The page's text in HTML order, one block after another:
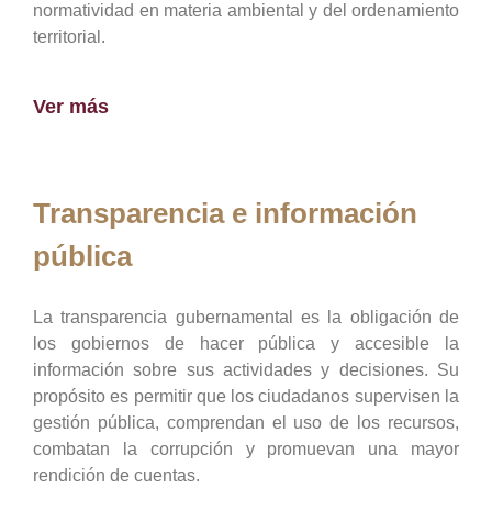
normatividad en materia ambiental y del ordenamiento
territorial.
Ver más
Transparencia e información
pública
La transparencia gubernamental es la obligación de
los gobiernos de hacer pública y accesible la
información sobre sus actividades y decisiones. Su
propósito es permitir que los ciudadanos supervisen la
gestión pública, comprendan el uso de los recursos,
combatan la corrupción y promuevan una mayor
rendición de cuentas.